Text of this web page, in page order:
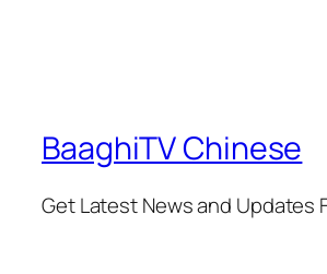
BaaghiTV Chinese
Get Latest News and Updates